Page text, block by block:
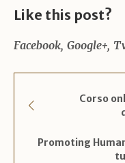
Like this post?
Facebook Google+
Corso
Promoting